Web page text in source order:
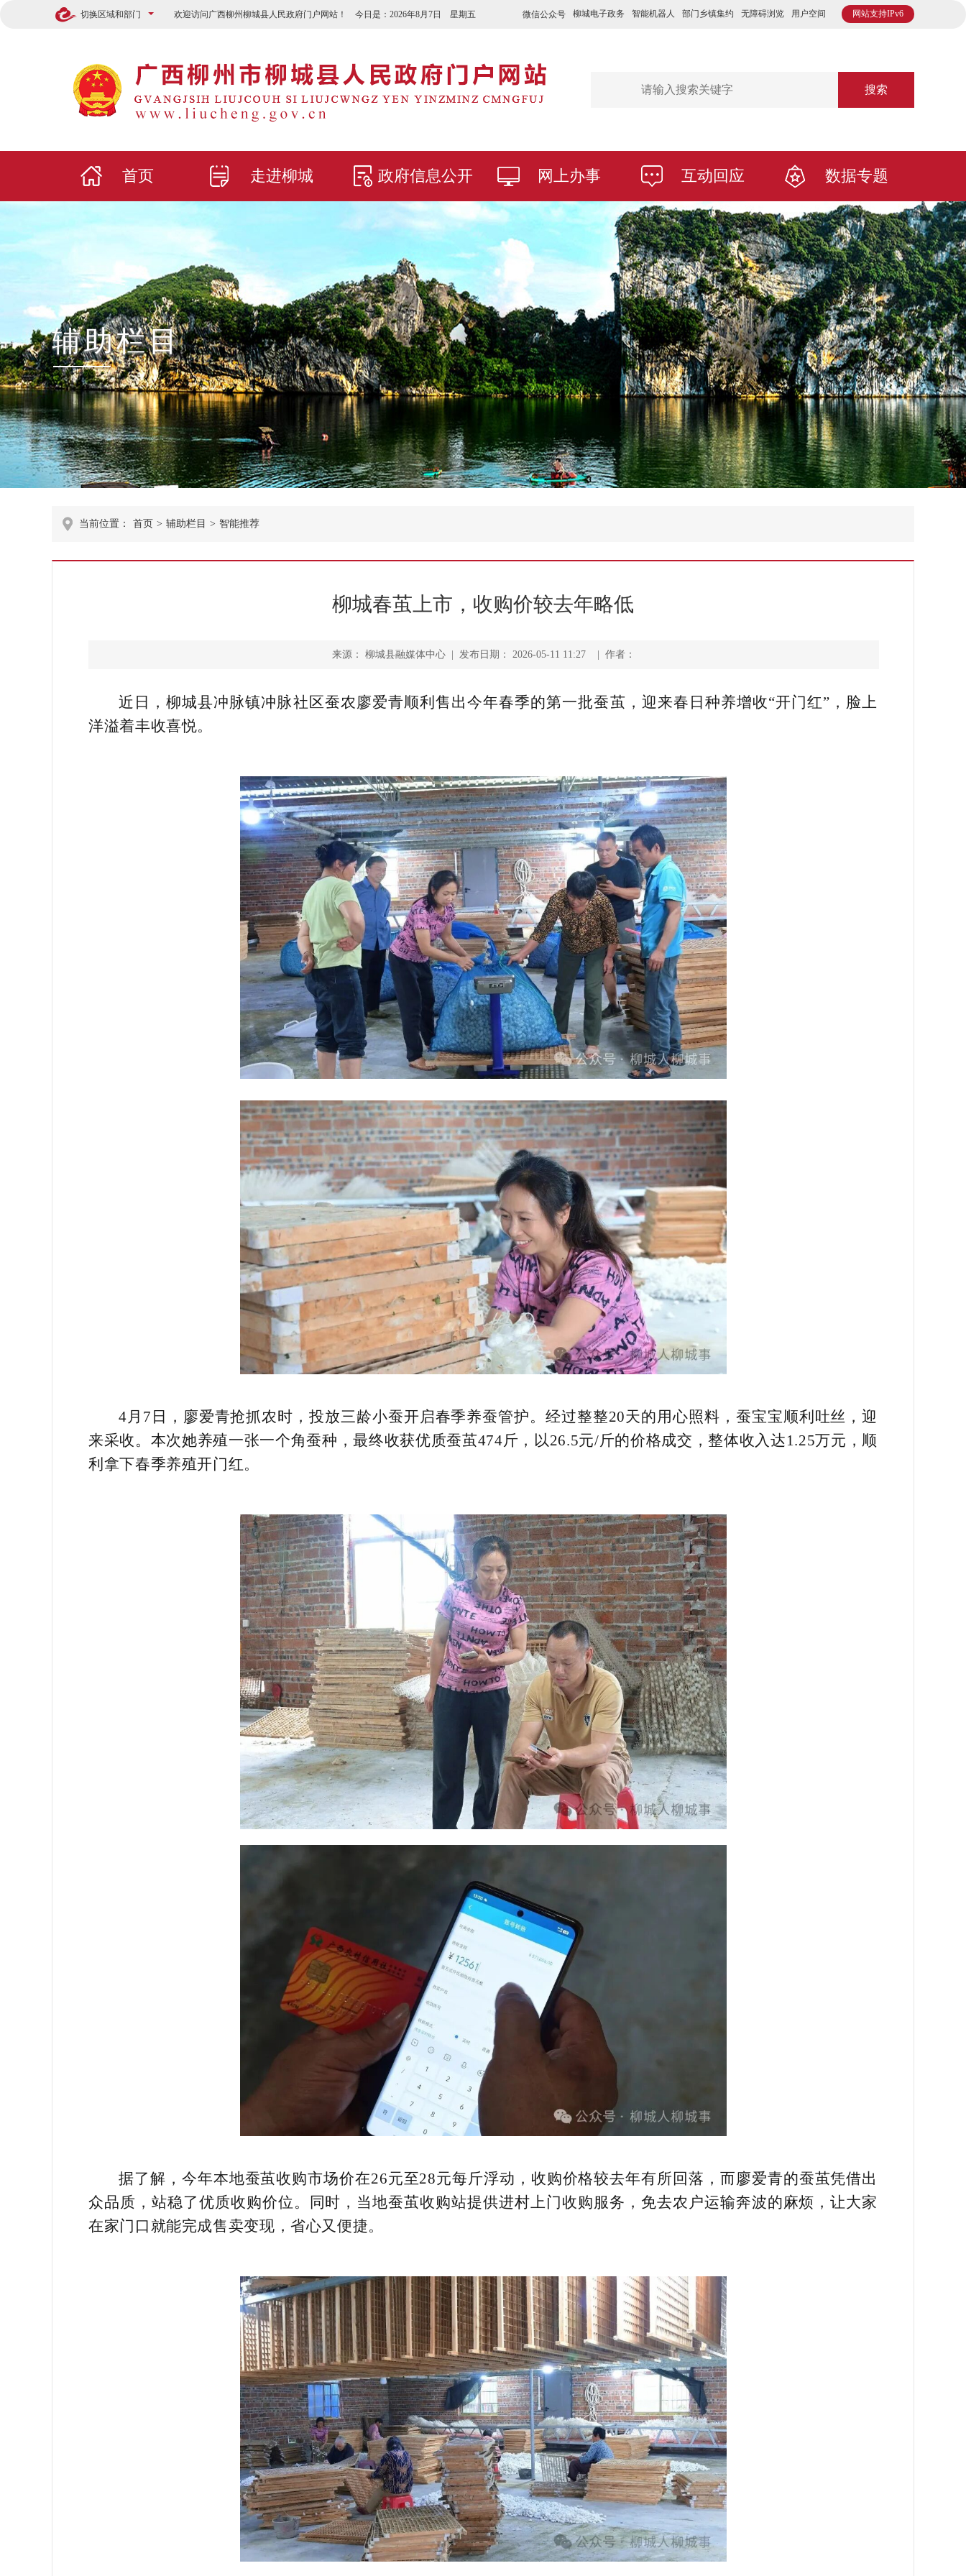
切换区域和部门 网站支持IPv6
微信公众号 柳城电子政务 智能机器人 部门乡镇集约 无障碍浏览 用户空间
欢迎访问广西柳州柳城县人民政府门户网站！ 今日是： 2026年8月7日 星期五
搜索
首页 走进柳城 政府信息公开 网上办事 互动回应 数据专题
辅助栏目
当前位置： 首页 > 辅助栏目 > 智能推荐
柳城春茧上市，收购价较去年略低
来源： 柳城县融媒体中心 | 发布日期： 2026-05-11 11:27 | 作者：
近日，柳城县冲脉镇冲脉社区蚕农廖爱青顺利售出今年春季的第一批蚕茧，迎来春日种养增收“开门红”，脸上
洋溢着丰收喜悦。
4月7日，廖爱青抢抓农时，投放三龄小蚕开启春季养蚕管护。经过整整20天的用心照料，蚕宝宝顺利吐丝，迎
来采收。本次她养殖一张一个角蚕种，最终收获优质蚕茧474斤，以26.5元/斤的价格成交，整体收入达1.25万元，顺
利拿下春季养殖开门红。
据了解，今年本地蚕茧收购市场价在26元至28元每斤浮动，收购价格较去年有所回落，而廖爱青的蚕茧凭借出
众品质，站稳了优质收购价位。同时，当地蚕茧收购站提供进村上门收购服务，免去农户运输奔波的麻烦，让大家
在家门口就能完成售卖变现，省心又便捷。